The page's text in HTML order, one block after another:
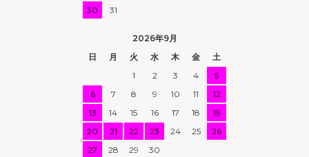
30
31
2026年9月
日
月 火 水 木 金
土
1
2 3 4
5
6
7 8 9 10 11
12
13
14 15 16 17 18
19
20
21 22 23 24 25
26
27
28 29 30